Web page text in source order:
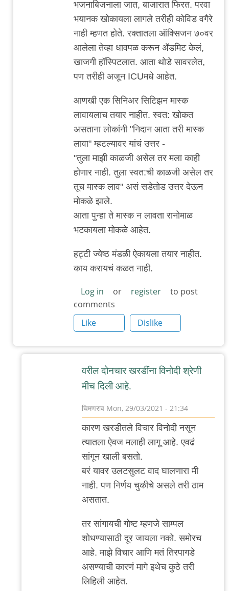
भजनाबिजनाला जात, बाजारात फिरत. परवा
भयानक खोकायला लागले तरीही कोविड वगैरे
नाही म्हणत होते. रक्तातला ऑक्सिजन ७०वर
आलेला तेव्हा धावपळ करून ॲडमिट केलं,
खाजगी हॉस्पिटलात. आता थोडे सावरलेत,
पण तरीही अजून ICUमधे आहेत.
आणखी एक सिनिअर सिटिझन मास्क
लावायलाच तयार नाहीत. स्वत: खोकत
असताना लोकांनी "निदान आता तरी मास्क
लावा" म्हटल्यावर यांचं उत्तर -
"तुला माझी काळजी असेल तर मला काही
होणार नाही. तुला स्वत:ची काळजी असेल तर
तूच मास्क लाव" असं सडेतोड उत्तर देऊन
मोकळे झाले.
आता पुन्हा ते मास्क न लावता रानोमाळ
भटकायला मोकळे आहेत.
हट्टी ज्येष्ठ मंडळी ऐकायला तयार नाहीत.
काय करायचं कळत नाही.
Log in or register
to post
comments
Like
Dislike
वरील दोनचार खरडींना विनोदी श्रेणी
मीच दिली आहे.
चिमणराव Mon, 29/03/2021 - 21:34
to
+१
चिक्कर
अस्वल
कारण खरडीतले विचार विनोदी नसून
त्यातला ऐवज मलाही लागू आहे. एवढं
सांगून खाली बसतो.
बरं यावर उलटसुलट वाद घालणारा मी
नाही. पण निर्णय चुकीचे असले तरी ठाम
असतात.
तर सांगायची गोष्ट म्हणजे साम्पल
शोधण्यासाठी दूर जायला नको. समोरच
आहे. माझे विचार आणि मतं तिरपागडे
असण्याची कारणं मागे इथेच कुठे तरी
लिहिली आहेत.